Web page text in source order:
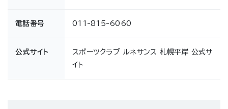
電話番号 011-815-6060
公式サイト
スポーツクラブ ルネサンス 札幌平岸 公式サ
イト